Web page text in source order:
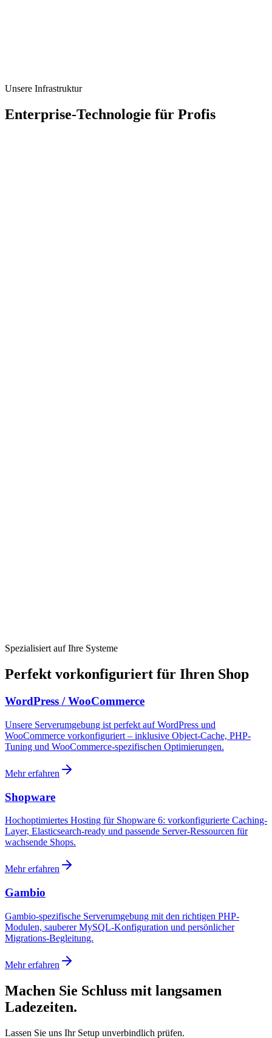
Unsere Infrastruktur
Enterprise-Technologie für Profis
Spezialisiert auf Ihre Systeme
Perfekt vorkonfiguriert für Ihren Shop
Machen Sie Schluss mit langsamen
Ladezeiten.
Lassen Sie uns Ihr Setup unverbindlich prüfen.